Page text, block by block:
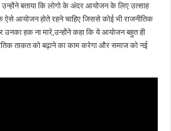
बताया कि लोगो के अंदर आयोजन के लिए उत्साह
ऐसे आयोजन होते रहने चाहिए जिससे कोई भी राजनीतिक
हक ना मारे,उन्होंने कहा कि ये आयोजन बहुत ही
ताकत को बढ़ाने का काम करेगा और समाज को नई